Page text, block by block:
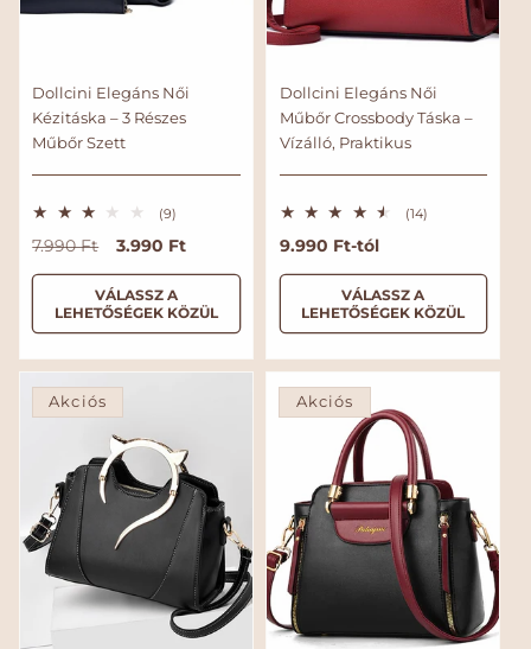
Dollcini Elegáns Női
Kézitáska – 3 Részes
Műbőr Szett
(9)9
s
z
e
s
é
t
s
N
o
á
l
á
7.990 Ft
A
k
c
i
ó
s
á
3.990 Ft
VÁLASSZ A
LEHETŐSÉGEK KÖZÜL
Dollcini Elegáns Női
Műbőr Crossbody Táska –
Vízálló, Praktikus
(14)1
s
e
s
r
l
é
s
N
o
á
l
á
9.990 Ft-tól
VÁLASSZ A
LEHETŐSÉGEK KÖZÜL
Akciós Akciós